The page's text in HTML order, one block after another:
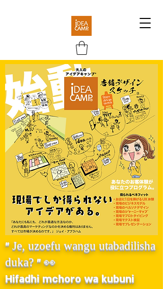
" Je, uzoefu wangu utabadilisha
duka? " 👀
Hifadhi mchoro wa kubuni